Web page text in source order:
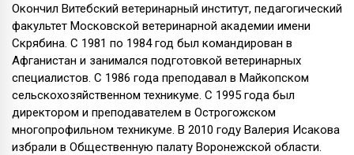
Окончил Витебский ветеринарный институт, педагогический
факультет Московской ветеринарной академии имени
Скрябина. С 1981 по 1984 год был командирован в
Афганистан и занимался подготовкой ветеринарных
специалистов. С 1986 года преподавал в Майкопском
сельскохозяйственном техникуме. С 1995 года был
директором и преподавателем в Острогожском
многопрофильном техникуме. В 2010 году Валерия Исакова
избрали в Общественную палату Воронежской области.